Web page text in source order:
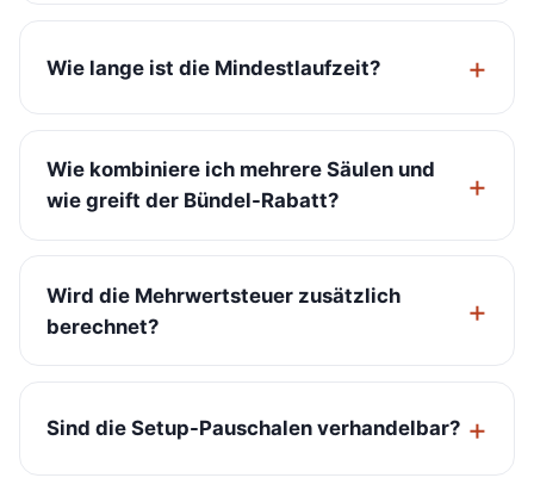
Wie lange ist die Mindestlaufzeit?
Wie kombiniere ich mehrere Säulen und
wie greift der Bündel-Rabatt?
Wird die Mehrwertsteuer zusätzlich
berechnet?
Sind die Setup-Pauschalen verhandelbar?